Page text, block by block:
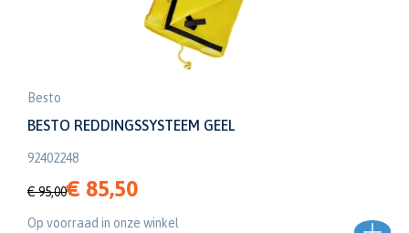
Besto
BESTO REDDINGSSYSTEEM GEEL
92402248
€ 95,00€ 85,50
Op voorraad in onze winkel